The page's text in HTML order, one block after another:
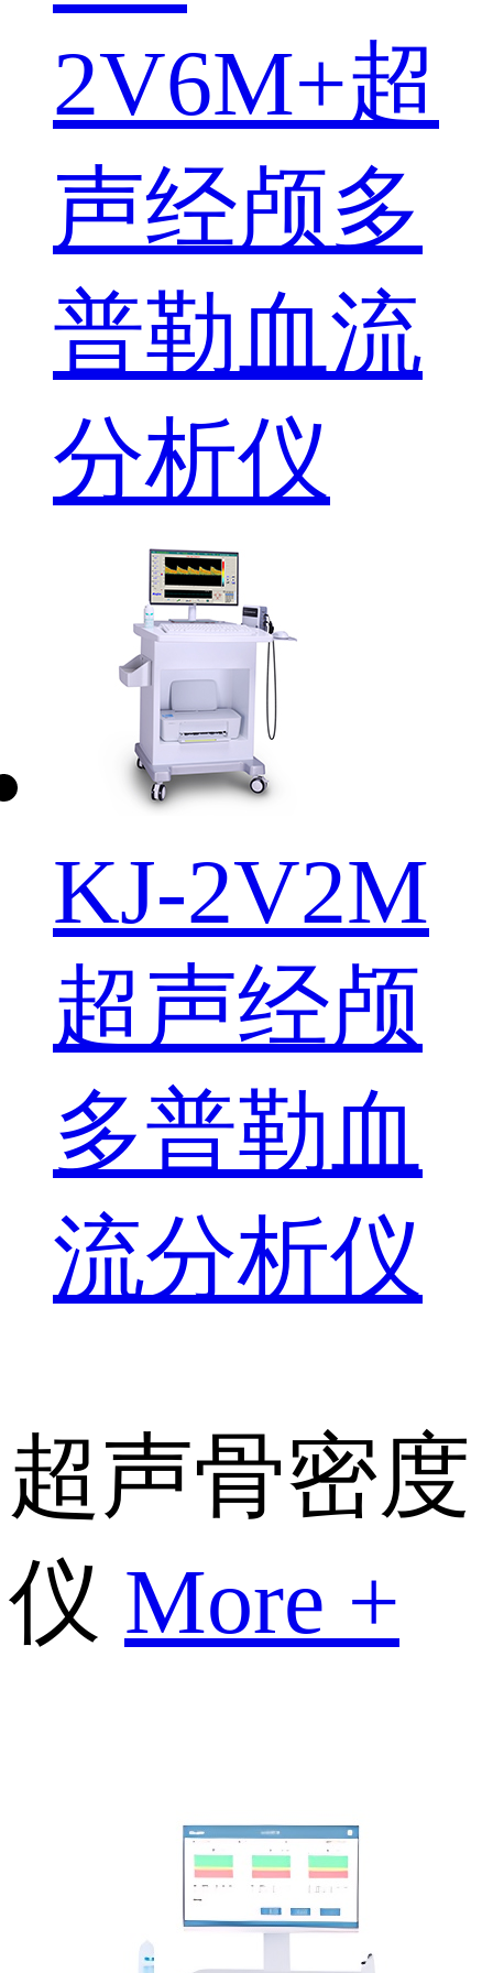
2V6M+超
声经颅多
普勒血流
分析仪
KJ-2V2M
超声经颅
多普勒血
流分析仪
超声骨密度
仪 More +